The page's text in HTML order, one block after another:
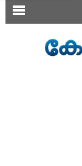
SECTIONS